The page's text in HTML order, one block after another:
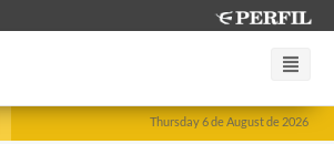
Thursday 6 de August de 2026